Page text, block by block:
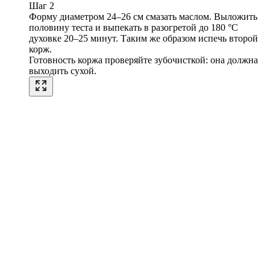
Шаг 2
Форму диаметром 24–26 см смазать маслом. Выложить
половину теста и выпекать в разогретой до 180 °C
духовке 20–25 минут. Таким же образом испечь второй
корж.
Готовность коржа проверяйте зубочисткой: она должна
выходить сухой.